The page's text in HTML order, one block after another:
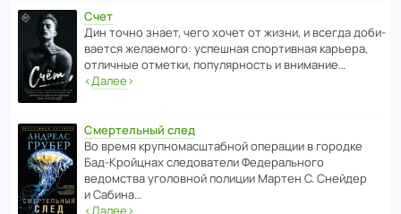
Счет
Дин точно знает, чего хочет от жизни, и всегда доби­
ва­ется жела­е­мого: успе­шная спор­ти­вная карьера,
отли­чные отметки, попу­ля­р­ность и внимание…
‹Далее›
Смертельный след
Во время круп­но­мас­ш­та­бной операции в городке
Бад‑Крой­цнах следо­ва­тели Феде­раль­ного
ведомства уголо­вной полиции Мартен С. Снейдер
и Сабина…
‹Далее›